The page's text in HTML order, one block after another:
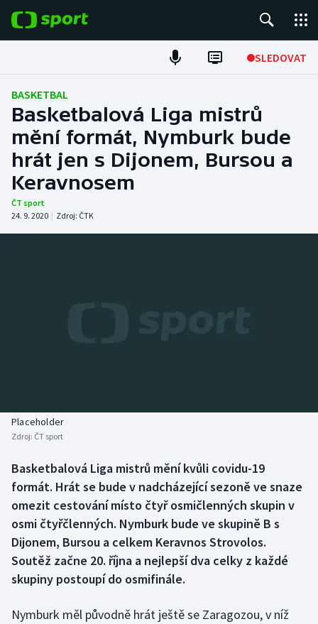
SLEDOVAT
Fotbal
Hokej
Tenis
Atletika
Boby a skeleton
Box
Curling
Dostihy
Florbal
AZ kvíz
BASKETBAL
Basketbalová Liga mistrů
mění formát, Nymburk bude
hrát jen s Dijonem, Bursou a
Keravnosem
ČT sport
24. 9. 2020 | Zdroj: ČTK
Placeholder
Zdroj: ČT sport
Basketbalová Liga mistrů mění kvůli covidu-19
formát. Hrát se bude v nadcházející sezoně ve snaze
omezit cestování místo čtyř osmičlenných skupin v
osmi čtyřčlenných. Nymburk bude ve skupině B s
Dijonem, Bursou a celkem Keravnos Strovolos.
Soutěž začne 20. října a nejlepší dva celky z každé
skupiny postoupí do osmifinále.
Nymburk měl původně hrát ještě se Zaragozou, v níž